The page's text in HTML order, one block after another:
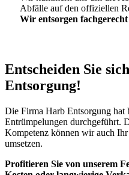
Abfälle auf den offiziellen
Wir entsorgen
Entscheiden Sie
Entsorgung!​
Die Firma Harb Entsorgung hat
Entrümpelungen durchgeführt.
Kompetenz können wir auch
umsetzen.
Profitieren Sie von unserem